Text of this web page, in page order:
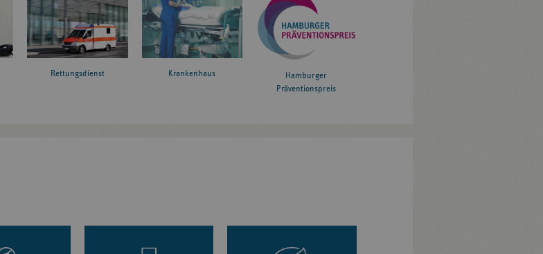
Rettungsdienst Krankenhaus
Hamburger
Präventionspreis